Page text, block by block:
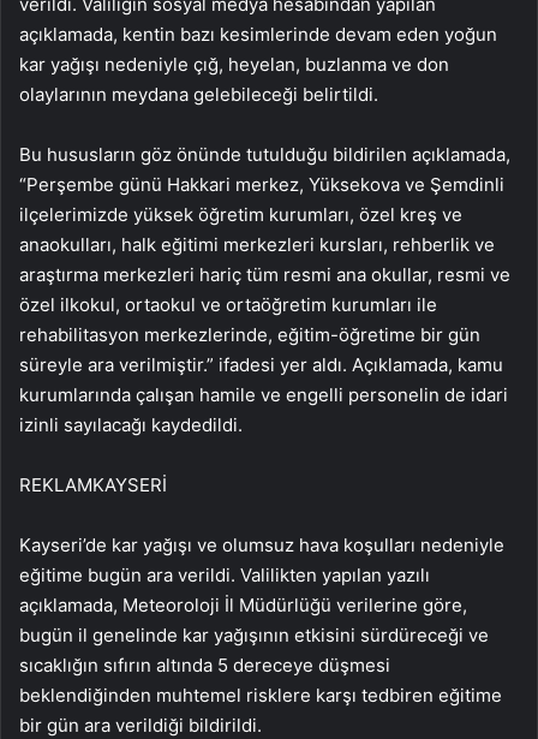
açıklamada, kentin bazı kesimlerinde devam eden yoğun
kar yağışı nedeniyle çığ, heyelan, buzlanma ve don
olaylarının meydana gelebileceği belirtildi.
Bu hususların göz önünde tutulduğu bildirilen açıklamada,
“Perşembe günü Hakkari merkez, Yüksekova ve Şemdinli
ilçelerimizde yüksek öğretim kurumları, özel kreş ve
anaokulları, halk eğitimi merkezleri kursları, rehberlik ve
araştırma merkezleri hariç tüm resmi ana okullar, resmi ve
özel ilkokul, ortaokul ve ortaöğretim kurumları ile
rehabilitasyon merkezlerinde, eğitim-öğretime bir gün
süreyle ara verilmiştir.” ifadesi yer aldı. Açıklamada, kamu
kurumlarında çalışan hamile ve engelli personelin de idari
izinli sayılacağı kaydedildi.
REKLAMKAYSERİ
Kayseri’de kar yağışı ve olumsuz hava koşulları nedeniyle
eğitime bugün ara verildi. Valilikten yapılan yazılı
açıklamada, Meteoroloji İl Müdürlüğü verilerine göre,
bugün il genelinde kar yağışının etkisini sürdüreceği ve
sıcaklığın sıfırın altında 5 dereceye düşmesi
beklendiğinden muhtemel risklere karşı tedbiren eğitime
bir gün ara verildiği bildirildi.